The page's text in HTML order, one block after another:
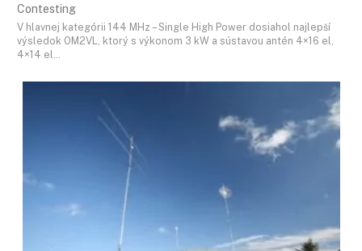
Contesting
V hlavnej kategórii 144 MHz – Single High Power dosiahol najlepší
výsledok OM2VL, ktorý s výkonom 3 kW a sústavou antén 4×16 el,
4×14 el…